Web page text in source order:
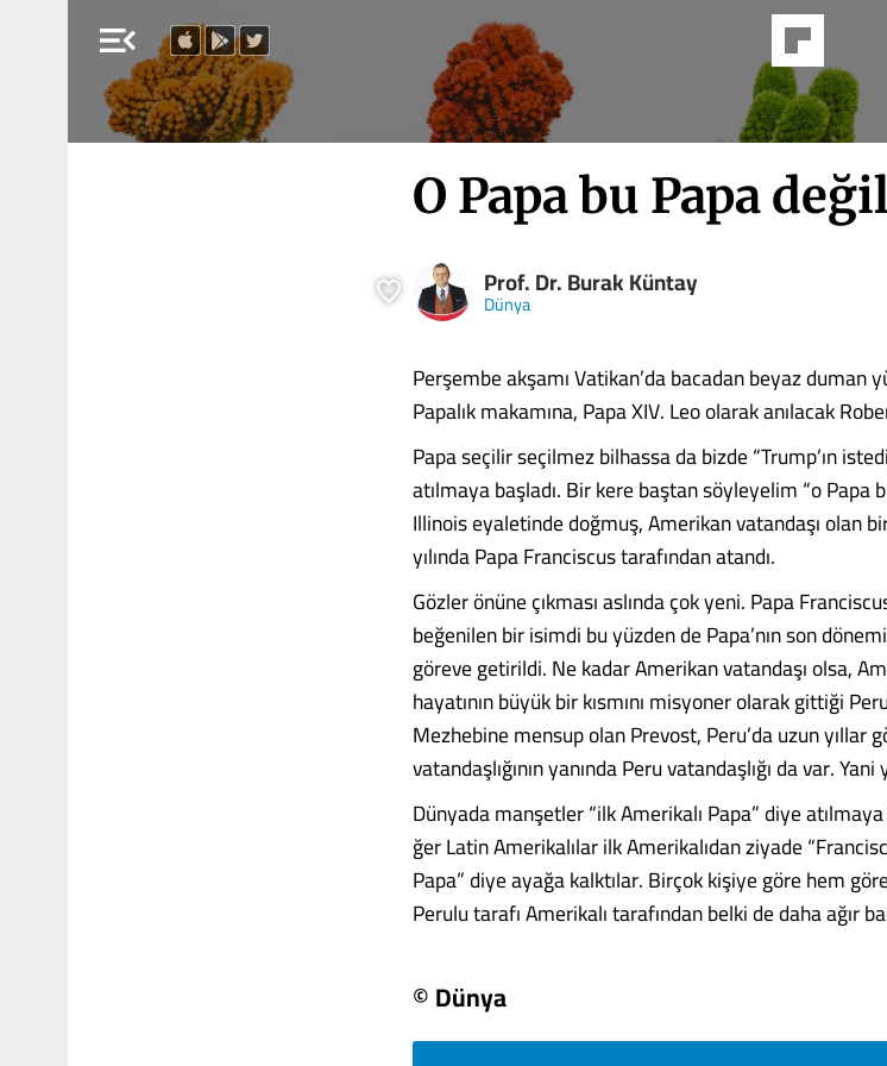
menu_open
O Papa bu Papa
Prof. Dr. Burak Küntay
Dünya
Perşembe akşamı Vatikan’da bacadan beyaz duman
Papalık makamına, Papa XIV. Leo olarak anılacak
Papa seçilir seçilmez bilhassa da biz­de “Trump’ın
atılmaya başladı. Bir kere baştan söyleyelim “o Papa
Illinois eyaletin­de doğmuş, Amerikan vatandaşı olan
yılında Papa Franciscus tarafından atandı.
Gözler önü­ne çıkması aslında çok yeni. Papa
beğe­nilen bir isimdi bu yüzden de Papa’nın son
göreve getirildi. Ne kadar Amerikan vatan­daşı olsa,
hayatının büyük bir kısmını misyoner ola­rak gittiği
Mezhebine mensup olan Prevost, Peru’da uzun yıllar
vatandaşlığının yanında Peru vatandaşlığı da var.
Dün­yada manşetler “ilk Amerikalı Papa” diye
ğer Latin Amerikalılar ilk Amerikalıdan ziyade
Papa” diye ayağa kalktılar. Bir­çok kişiye göre hem
Perulu tarafı Amerikalı tarafından belki de daha ağır
© Dünya